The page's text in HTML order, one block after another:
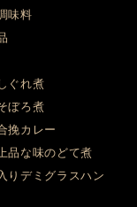
味料
ぐれ煮
ぼろ煮
挽カレー
品な味のどて煮
りデミグラスハン